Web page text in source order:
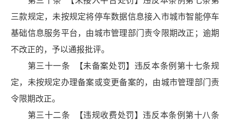
三款规定，未按规定将停车数据信息接入市城市智能停车
基础信息服务平台，由城市管理部门责令限期改正；逾期
不改正的，予以通报批评。
第三十一条 【未备案处罚】违反本条例第十七条规
定，未按规定办理备案或变更备案的，由城市管理部门责
令限期改正。
第三十二条 【违规收费处罚】违反本条例第十八条